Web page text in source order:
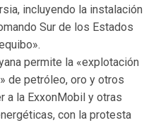
incluyendo la instalación
Sur de los Estados
permite la «explotación
de petróleo, oro y otros
a la ExxonMobil y otras
con la protesta